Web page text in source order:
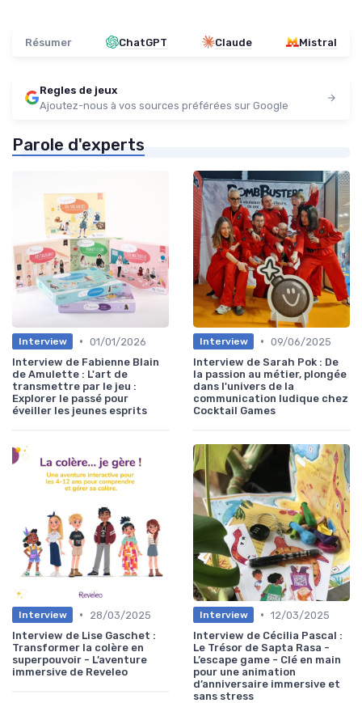
Résumer ChatGPT Claude Mistral
Regles de jeux
Ajoutez-nous à vos sources préférées sur Google
Parole d'experts
Interview • 01/01/2026
Interview de Fabienne Blain
de Amulette : L'art de
transmettre par le jeu :
Explorer le passé pour
éveiller les jeunes esprits
Interview • 09/06/2025
Interview de Sarah Pok : De
la passion au métier, plongée
dans l'univers de la
communication ludique chez
Cocktail Games
Interview •
28/03/2025
Interview de Lise Gaschet :
Transformer la colère en
superpouvoir - L’aventure
immersive de Reveleo
Interview • 12/03/2025
Interview de Cécilia Pascal :
Le Trésor de Sapta Rasa -
L’escape game - Clé en main
pour une animation
d’anniversaire immersive et
sans stress